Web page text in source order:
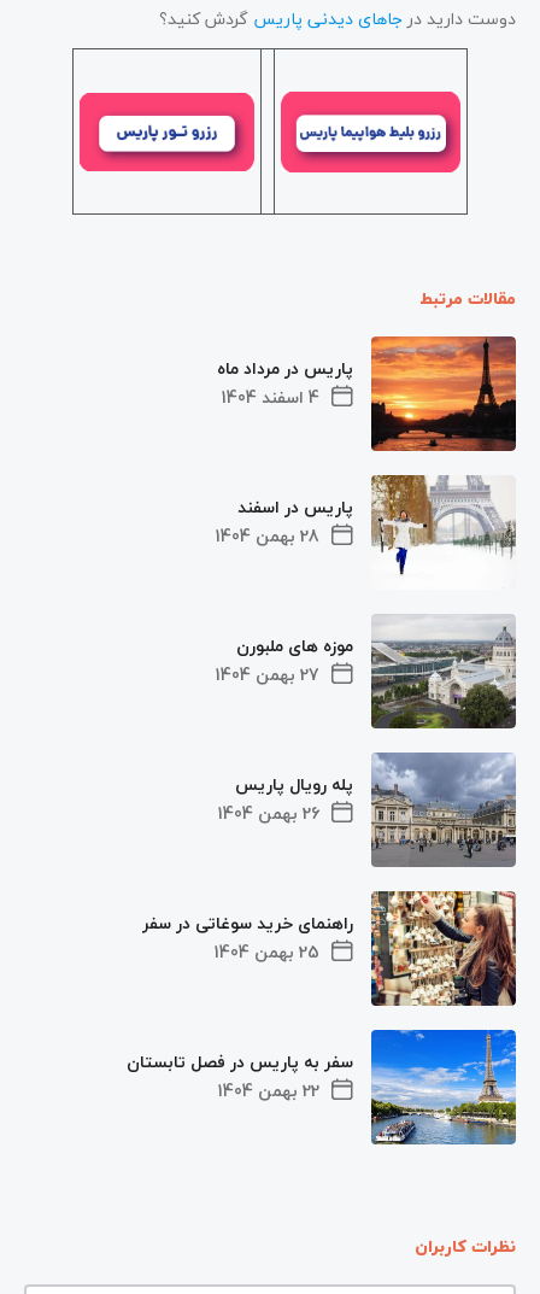
دوست دارید درجاهای دیدنی پاریس گردش کنید؟
مقالات مرتبط
4 اسفند 1404
پاریس در مرداد ماه
28 بهمن 1404
پاریس در اسفند
27 بهمن 1404
موزه های ملبورن
26 بهمن 1404
پله رویال پاریس
25 بهمن 1404
راهنمای خرید سوغاتی در سفر
22 بهمن 1404
سفر به پاریس در فصل تابستان
نظرات کاربران